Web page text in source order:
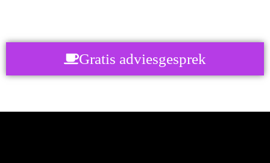
Gratis adviesgesprek